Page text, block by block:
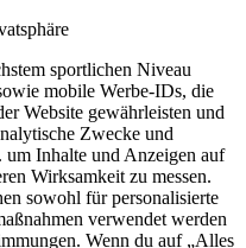
sportlichen Niveau
mobile Werbe-IDs, die
Website gewährleisten und
Zwecke und
um Inhalte und Anzeigen auf
Wirksamkeit zu messen.
sowohl für personalisierte
verwendet werden
Wenn du auf „Alles